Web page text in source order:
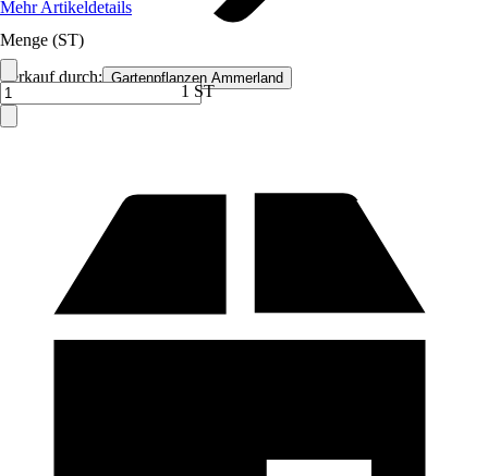
Verkauf durch: Gartenpflanzen Ammerland
Mehr Artikeldetails
Menge (ST)
1 ST